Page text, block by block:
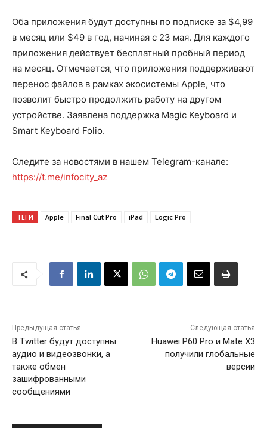
Оба приложения будут доступны по подписке за $4,99
в месяц или $49 в год, начиная с 23 мая. Для каждого
приложения действует бесплатный пробный период
на месяц. Отмечается, что приложения поддерживают
перенос файлов в рамках экосистемы Apple, что
позволит быстро продолжить работу на другом
устройстве. Заявлена поддержка Magic Keyboard и
Smart Keyboard Folio.
Следите за новостями в нашем Telegram-канале:
https://t.me/infocity_az
ТЕГИ Apple Final Cut Pro iPad Logic Pro
Предыдущая статья
В Twitter будут доступны
аудио и видеозвонки, а
также обмен
зашифрованными
сообщениями
Следующая статья
Huawei P60 Pro и Mate X3
получили глобальные
версии